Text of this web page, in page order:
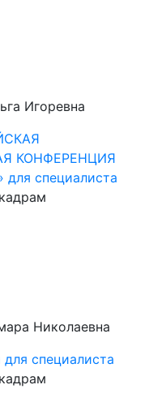
Игоревна
КОНФЕРЕНЦИЯ
специалиста
Николаевна
специалиста